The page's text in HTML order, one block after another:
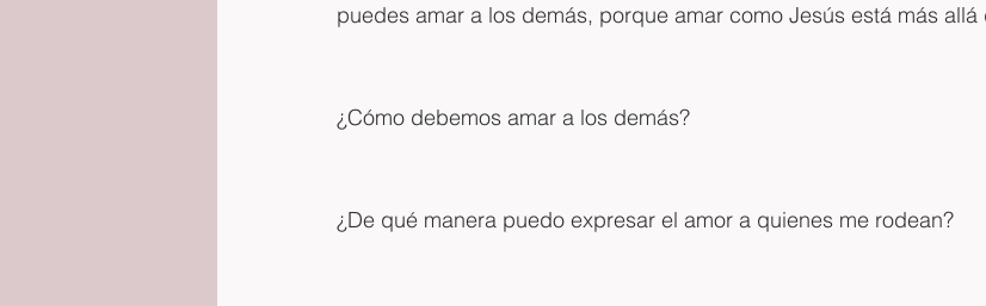
puedes amar a los demás, porque amar como Jesús está más allá
¿Cómo debemos amar a los demás?
¿De qué manera puedo expresar el amor a quienes me rodean?